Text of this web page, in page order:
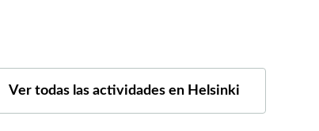
Ver todas las actividades en Helsinki